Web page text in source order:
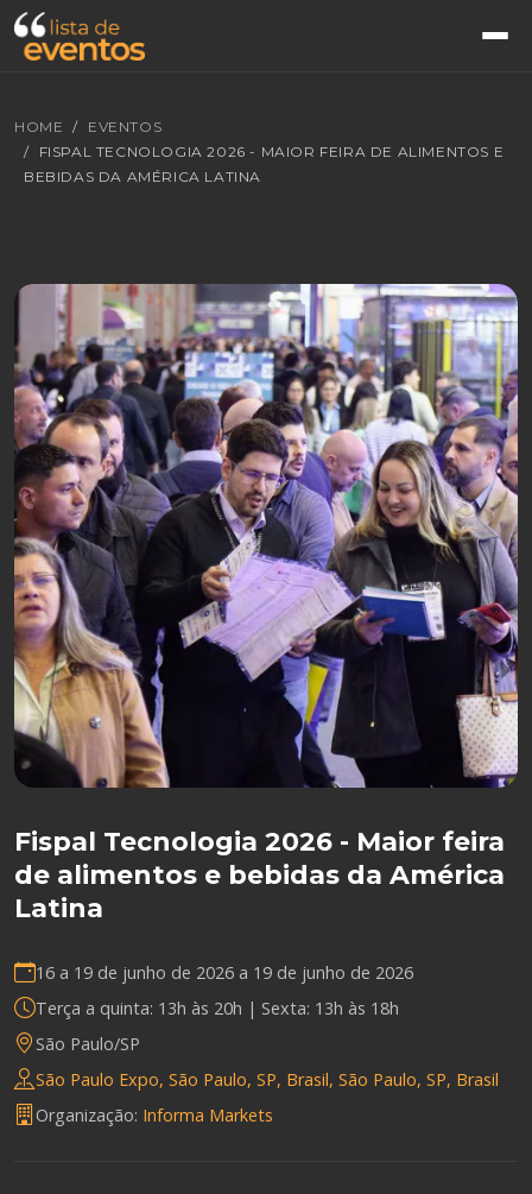
HOME
EVENTOS
FISPAL TECNOLOGIA 2026 - MAIOR FEIRA DE ALIMENTOS E
BEBIDAS DA AMÉRICA LATINA
Fispal Tecnologia 2026 - Maior feira
de alimentos e bebidas da América
Latina
16 a 19 de junho de 2026 a 19 de junho de 2026
Terça a quinta: 13h às 20h | Sexta: 13h às 18h
São Paulo/SP
São Paulo Expo, São Paulo, SP, Brasil, São Paulo, SP, Brasil
Organização: Informa Markets